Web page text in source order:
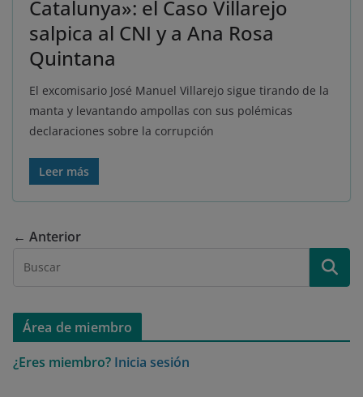
Catalunya»: el Caso Villarejo
salpica al CNI y a Ana Rosa
Quintana
El excomisario José Manuel Villarejo sigue tirando de la
manta y levantando ampollas con sus polémicas
declaraciones sobre la corrupción
Leer más
← Anterior
Área de miembro
¿Eres miembro? Inicia sesión